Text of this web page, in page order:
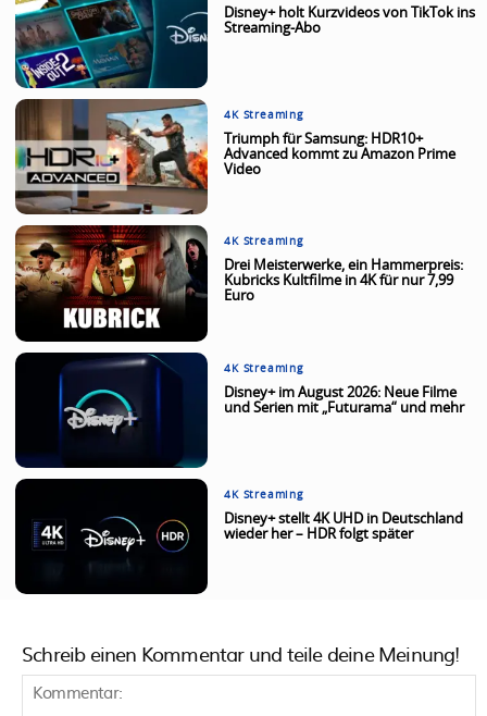
Disney+ holt Kurzvideos von TikTok ins
Streaming-Abo
4K Streaming
Triumph für Samsung: HDR10+
Advanced kommt zu Amazon Prime
Video
4K Streaming
Drei Meisterwerke, ein Hammerpreis:
Kubricks Kultfilme in 4K für nur 7,99
Euro
4K Streaming
Disney+ im August 2026: Neue Filme
und Serien mit „Futurama“ und mehr
4K Streaming
Disney+ stellt 4K UHD in Deutschland
wieder her – HDR folgt später
Schreib einen Kommentar und teile deine Meinung!